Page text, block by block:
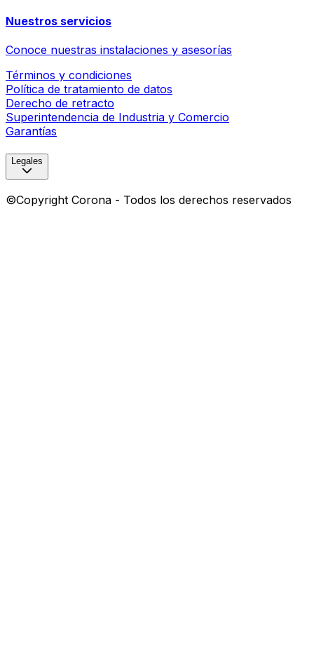
Nuestros servicios
Conoce nuestras instalaciones y asesorías
Términos y condiciones
Política de tratamiento de datos
Derecho de retracto
Superintendencia de Industria y Comercio
Garantías
Legales
©Copyright Corona - Todos los derechos reservados